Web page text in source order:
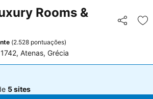
Rooms &
Partilhar
(2.528 pontuações)
Atenas, Grécia
5 sites
5 sites